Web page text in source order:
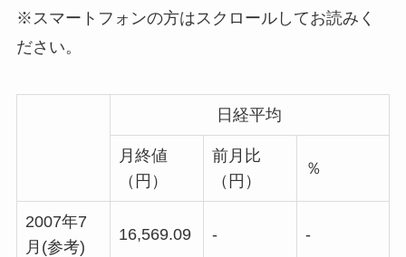
※スマートフォンの方はスクロールしてお読みく
ださい。
日経平均
月終値
（円）
前月比
（円）
％
2007年7
月(参考)
16,569.09 - -